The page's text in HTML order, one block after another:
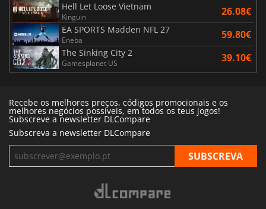
Hell Let Loose Vietnam
Kinguin 26.08€
EA SPORTS Madden NFL 27
Eneba 59.80€
The Sinking City 2
Gamesplanet US 39.10€
Recebe os melhores preços, códigos promocionais e os
melhores negócios possíveis, em todos os teus jogos!
Subscreve a newsletter DLCompare
Subscreva a newsletter DLCompare